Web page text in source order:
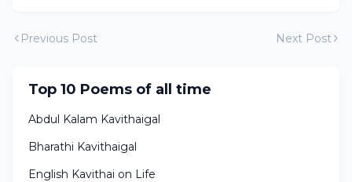
Previous Post Next Post
Top 10 Poems of all time
Abdul Kalam Kavithaigal
Bharathi Kavithaigal
English Kavithai on Life